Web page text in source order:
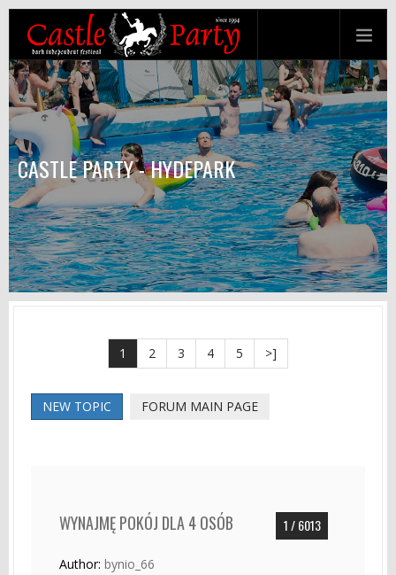
CASTLE PARTY - HYDEPARK
1 2 3 4 5 >]
NEW TOPIC FORUM MAIN PAGE
1 / 6013
WYNAJMĘ POKÓJ DLA 4 OSÓB
Author: bynio_66